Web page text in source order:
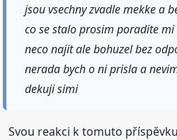
jsou vsechny zvadle mekke a
co se stalo prosim poradite
neco najit ale bohuzel bez
nerada bych o ni prisla a
dekuji simi
Svou reakci k tomuto